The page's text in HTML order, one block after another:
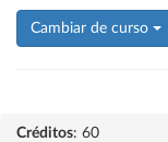
Cambiar de curso
Créditos: 60